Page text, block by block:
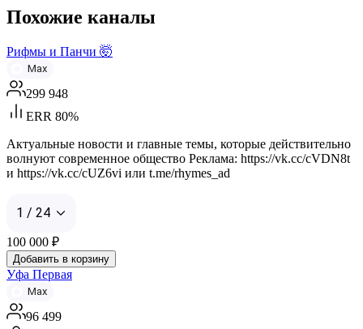
Похожие каналы
Рифмы и Панчи 🤯
Max
299 948
ERR 80%
Актуальные новости и главные темы, которые действительно
волнуют современное общество Реклама: https://vk.cc/cVDN8t
и https://vk.cc/cUZ6vi или t.me/rhymes_ad
1 / 24
100 000 ₽
Добавить в корзину
Уфа Первая
Max
96 499